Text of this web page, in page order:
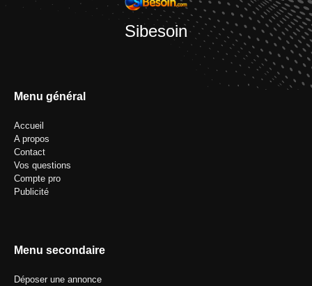
Sibesoin
Menu général
Accueil
A propos
Contact
Vos questions
Compte pro
Publicité
Menu secondaire
Déposer une annonce